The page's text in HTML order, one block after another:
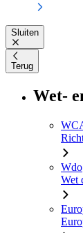
Sluiten
Terug
Wet-
Wdo
Wet